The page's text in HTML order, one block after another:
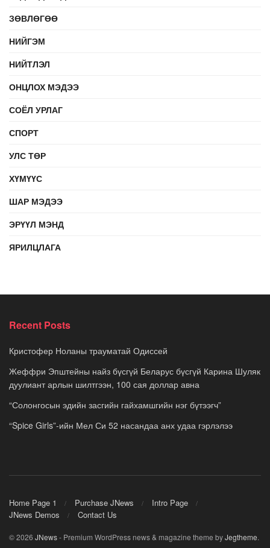
ЗӨВЛӨГӨӨ
НИЙГЭМ
НИЙТЛЭЛ
ОНЦЛОХ МЭДЭЭ
СОЁЛ УРЛАГ
СПОРТ
УЛС ТӨР
ХҮМҮҮС
ШАР МЭДЭЭ
ЭРҮҮЛ МЭНД
ЯРИЛЦЛАГА
Recent Posts
Кристофер Ноланы трауматай Одиссей
Жеффри Эпштейны найз бүсгүй Беларус бүсгүй Карина Шуляк
дуулиант арлын шилтгээн, 100 сая доллар авна
“Солонгосын эдийн засгийн гайхамшгийн нэг бүтээгч”
“Spice Girls”-ийн Мел Си 52 насандаа анх удаа гэрлэлээ
Home Page 1 Purchase JNews
Intro Page
JNews Demos
Contact Us
© 2026 JNews- Premium WordPress news & magazine theme byJegtheme.